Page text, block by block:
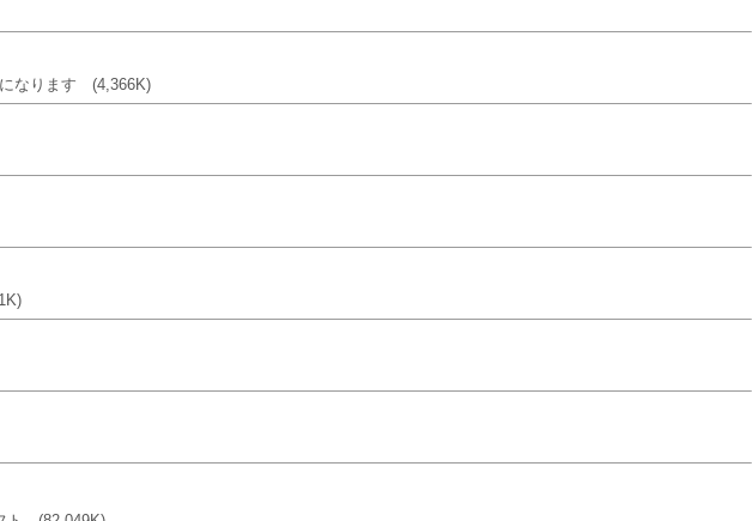
なります (4,366K)